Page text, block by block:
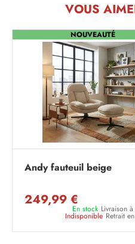
VOUS
NOUVEAUTÉ
Andy fauteuil beige
249,99 €
En stock Livraison
Indisponible Retrait